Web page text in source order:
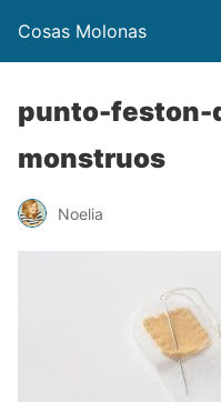
Cosas Molonas
punto-feston-
monstruos
Noelia